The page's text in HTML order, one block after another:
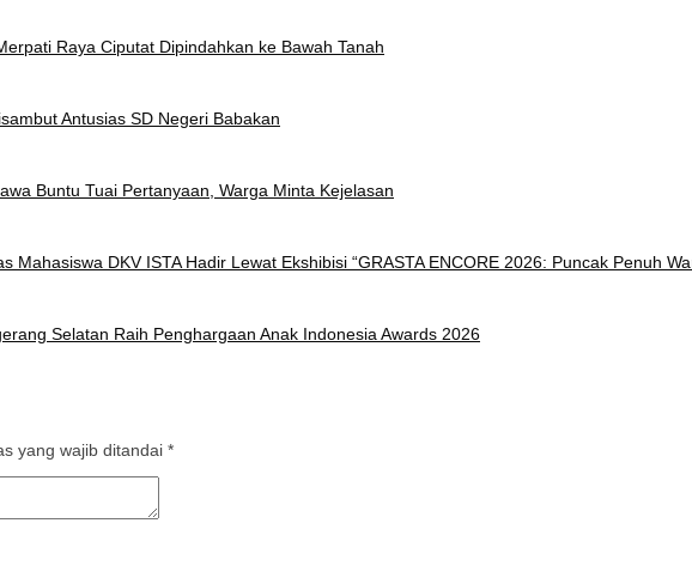
Raya Ciputat Dipindahkan ke Bawah Tanah
Antusias SD Negeri Babakan
Buntu Tuai Pertanyaan, Warga Minta Kejelasan
Mahasiswa DKV ISTA Hadir Lewat Ekshibisi “GRASTA ENCORE 2026: Puncak Penuh
Selatan Raih Penghargaan Anak Indonesia Awards 2026
yang wajib ditandai *